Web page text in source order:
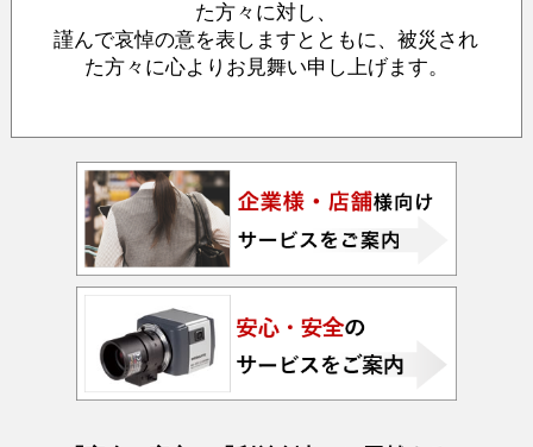
た方々に対し、
謹んで哀悼の意を表しますとともに、被災され
た方々に心よりお見舞い申し上げます。